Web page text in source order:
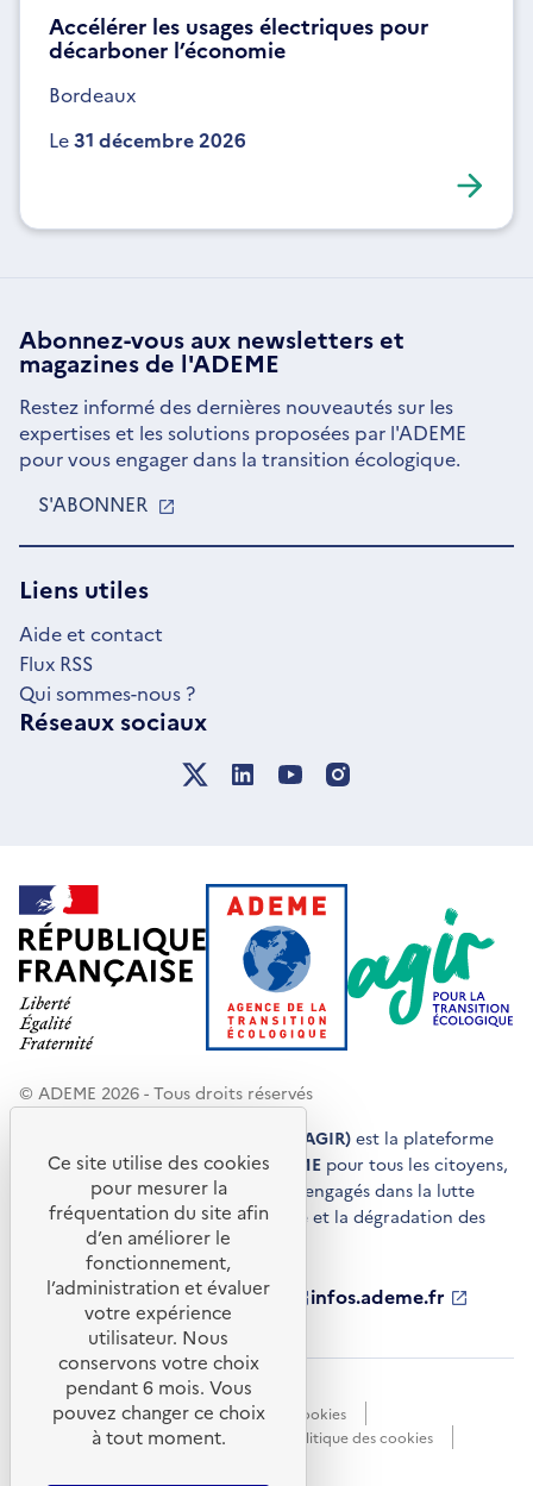
Accélérer les usages électriques pour
décarboner l’économie
Bordeaux
Le31 décembre 2026
Abonnez-vous aux newsletterset
magazines de l'ADEME
Restez informé des dernières nouveautés sur les
expertises et les solutions proposées par l'ADEME
pour vous engager dans la transition écologique.
S'ABONNER
UNE
Liens utiles
Aide et contact
Flux RSS
Qui sommes-nous ?
Réseaux sociaux
© ADEME 2026 - Tous droits réservés
Agir pour la transition écologique (AGIR) est la plateforme
de conseils et de services de l'ADEME pour tous les citoyens,
acteurs économiques et territoires engagés dans la lutte
contre le réchauffement climatique et la dégradation des
ressources.
ademe.fr
S'ouvre
nouvelle
fenêtre
librairie.ademe.fr
S'ouvre
dans
une
nouvelle
fenêtre
infos.ademe.fr
S'ouvre
nouvelle
ademe.fr/presse
S'ouvre
nouvelle
fenêtre
Accessibilité : non conforme
Données personnelles
Gestion des cookies
Mentions légales
Plan du site
Politique des cookies
Ce site utilise des cookies
pour mesurer la
fréquentation du site afin
d’en améliorer le
fonctionnement,
l’administration et évaluer
votre expérience
utilisateur. Nous
conservons votre choix
pendant 6 mois. Vous
pouvez changer ce choix
à tout moment.